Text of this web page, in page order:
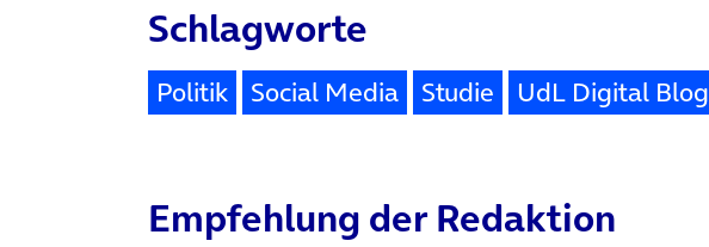
Schlagworte
Politik Social Media Studie UdL Digital Blog
Empfehlung der Redaktion